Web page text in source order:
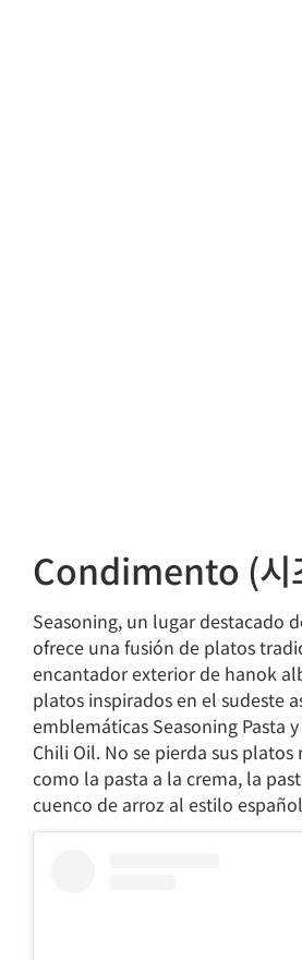
Condimento (시
Seasoning, un lugar destacado
ofrece una fusión de platos
encantador exterior de hanok
platos inspirados en el sudeste
emblemáticas Seasoning Pasta
Chili Oil. No se pierda sus platos
como la pasta a la crema, la
cuenco de arroz al estilo